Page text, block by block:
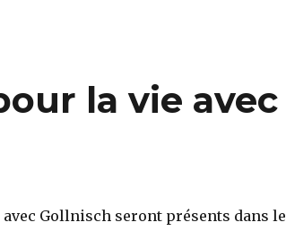
la vie avec
avec Gollnisch seront présents dans le